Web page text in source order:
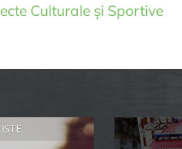
Culturale și Sportive